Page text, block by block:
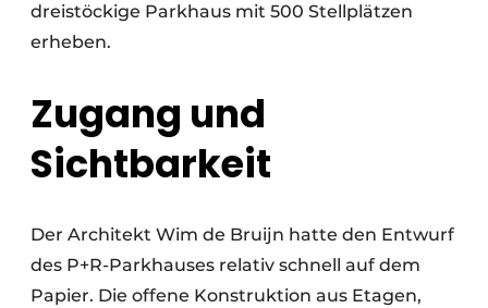
dreistöckige Parkhaus mit 500 Stellplätzen
erheben.
Zugang und
Sichtbarkeit
Der Architekt Wim de Bruijn hatte den Entwurf
des P+R-Parkhauses relativ schnell auf dem
Papier. Die offene Konstruktion aus Etagen,